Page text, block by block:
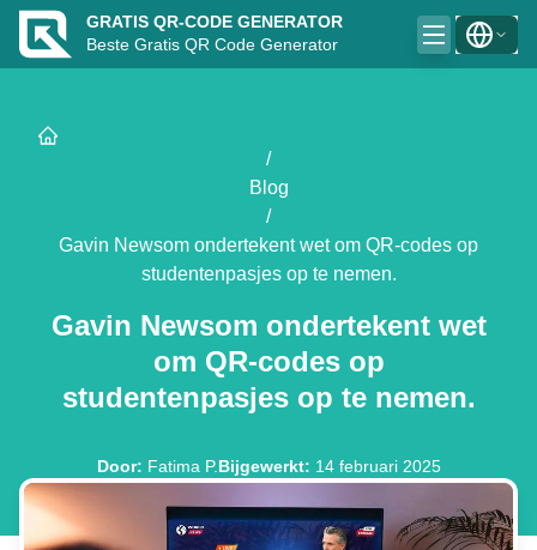
GRATIS QR-CODE GENERATOR
Beste Gratis QR Code Generator
/
Blog
/
Gavin Newsom ondertekent wet om QR-codes op
studentenpasjes op te nemen.
Gavin Newsom ondertekent wet
om QR-codes op
studentenpasjes op te nemen.
Door: Fatima P.Bijgewerkt: 14 februari 2025